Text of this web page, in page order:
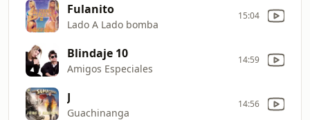
Fulanito
Lado A Lado bomba
15:04
Blindaje 10
Amigos Especiales
14:59
J
Guachinanga
14:56